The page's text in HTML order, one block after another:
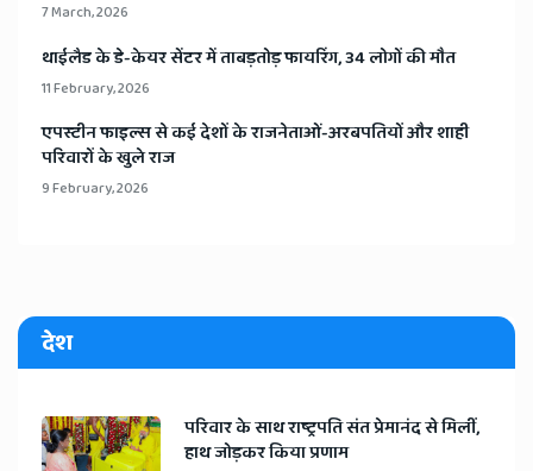
7 March, 2026
​थाईलैड के डे-केयर सेंटर में ताबड़तोड़ फायरिंग, 34 लोगों की मौत
11 February, 2026
​एपस्टीन फाइल्स से कई देशों के राजनेताओं-अरबपतियों और शाही
परिवारों के खुले राज
9 February, 2026
देश
​परिवार के साथ राष्ट्रपति संत प्रेमानंद से मिलीं,
हाथ जोड़कर किया प्रणाम